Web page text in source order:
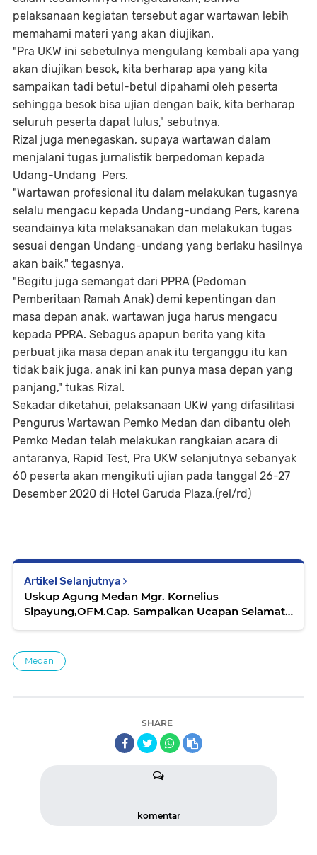
pelaksanaan kegiatan tersebut agar wartawan lebih
memahami materi yang akan diujikan.
"Pra UKW ini sebetulnya mengulang kembali apa yang
akan diujikan besok, kita berharap apa yang kita
sampaikan tadi betul-betul dipahami oleh peserta
sehingga besok bisa ujian dengan baik, kita berharap
seluruh peserta dapat lulus," sebutnya.
Rizal juga menegaskan, supaya wartawan dalam
menjalani tugas jurnalistik berpedoman kepada
Udang-Undang Pers.
"Wartawan profesional itu dalam melakukan tugasnya
selalu mengacu kepada Undang-undang Pers, karena
seandainya kita melaksanakan dan melakukan tugas
sesuai dengan Undang-undang yang berlaku hasilnya
akan baik," tegasnya.
"Begitu juga semangat dari PPRA (Pedoman
Pemberitaan Ramah Anak) demi kepentingan dan
masa depan anak, wartawan juga harus mengacu
kepada PPRA. Sebagus apapun berita yang kita
perbuat jika masa depan anak itu terganggu itu kan
tidak baik juga, anak ini kan punya masa depan yang
panjang," tukas Rizal.
Sekadar diketahui, pelaksanaan UKW yang difasilitasi
Pengurus Wartawan Pemko Medan dan dibantu oleh
Pemko Medan telah melakukan rangkaian acara di
antaranya, Rapid Test, Pra UKW selanjutnya sebanyak
60 peserta akan mengikuti ujian pada tanggal 26-27
Desember 2020 di Hotel Garuda Plaza.(rel/rd)
Artikel Selanjutnya
Uskup Agung Medan Mgr. Kornelius
Sipayung,OFM.Cap. Sampaikan Ucapan Selamat
Medan
SHARE
komentar